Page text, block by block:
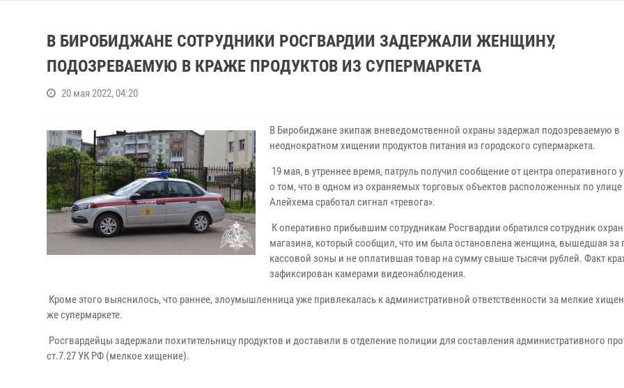
В БИРОБИДЖАНЕ СОТРУДНИКИ РОСГВАРДИИ ЗАДЕРЖАЛИ ЖЕНЩИНУ,
ПОДОЗРЕВАЕМУЮ В КРАЖЕ ПРОДУКТОВ ИЗ СУПЕРМАРКЕТА
20 мая 2022, 04:20
В Биробиджане экипаж вневедомственной охраны задержал подозреваемую в
неоднократном хищении продуктов питания из городского супермаркета.
19 мая, в утреннее время, патруль получил сообщение от центра оперативного
о том, что в одном из охраняемых торговых объектов расположенных по
Алейхема сработал сигнал «тревога».
К оперативно прибывшим сотрудникам Росгвардии обратился сотрудник
магазина, который сообщил, что им была остановлена женщина, вышедшая за
кассовой зоны и не оплатившая товар на сумму свыше тысячи рублей. Факт
зафиксирован камерами видеонаблюдения.
Кроме этого выяснилось, что раннее, злоумышленница уже привлекалась к административной ответственности за мелкие
же супермаркете.
Росгвардейцы задержали похитительницу продуктов и доставили в отделение полиции для составления административного
ст.7.27 УК РФ (мелкое хищение).